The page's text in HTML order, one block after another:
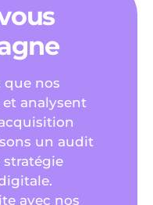
que nos
analysent
un audit
avec nos